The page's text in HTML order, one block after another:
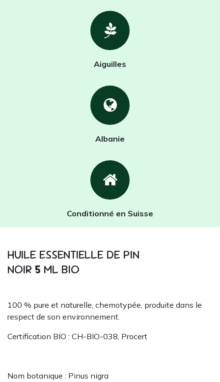
Aiguilles
Albanie
Conditionné en Suisse
HUILE ESSENTIELLE DE PIN
NOIR 5 ML BIO
100 % pure et naturelle, chemotypée, produite dans le
respect de son environnement.
Certification BIO : CH-BIO-038, Procert
Nom botanique : Pinus nigra